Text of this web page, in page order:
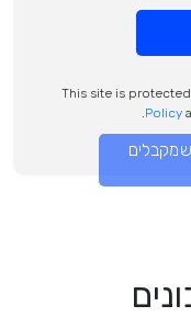
This site is
Policy